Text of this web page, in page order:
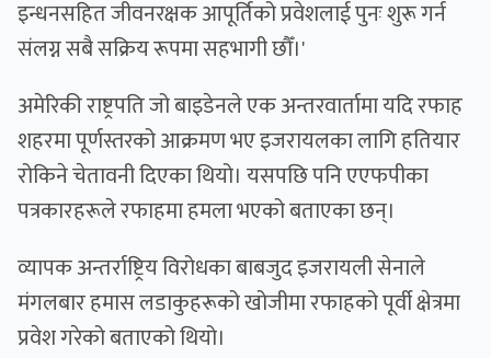
इन्धनसहित जीवनरक्षक आपूर्तिको प्रवेशलाई पुनः शुरू गर्न
संलग्न सबै सक्रिय रूपमा सहभागी छौँ।'
अमेरिकी राष्ट्रपति जो बाइडेनले एक अन्तरवार्तामा यदि रफाह
शहरमा पूर्णस्तरको आक्रमण भए इजरायलका लागि हतियार
रोकिने चेतावनी दिएका थियो। यसपछि पनि एएफपीका
पत्रकारहरूले रफाहमा हमला भएको बताएका छन्।
व्यापक अन्तर्राष्ट्रिय विरोधका बाबजुद इजरायली सेनाले
मंगलबार हमास लडाकुहरूको खोजीमा रफाहको पूर्वी क्षेत्रमा
प्रवेश गरेको बताएको थियो।